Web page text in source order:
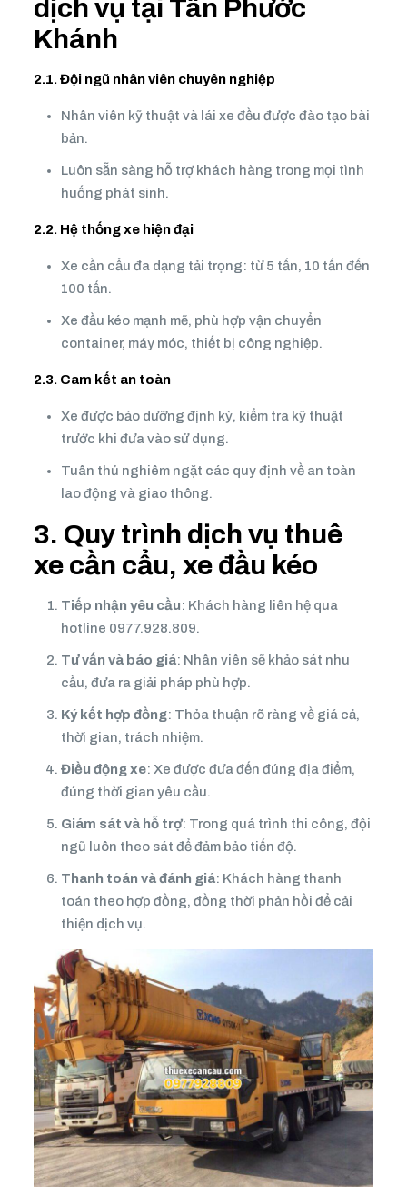
dịch vụ tại Tân Phước
Khánh
2.1. Đội ngũ nhân viên chuyên nghiệp
Nhân viên kỹ thuật và lái xe đều được đào tạo bài
bản.
Luôn sẵn sàng hỗ trợ khách hàng trong mọi tình
huống phát sinh.
2.2. Hệ thống xe hiện đại
Xe cần cẩu đa dạng tải trọng: từ 5 tấn, 10 tấn đến
100 tấn.
Xe đầu kéo mạnh mẽ, phù hợp vận chuyển
container, máy móc, thiết bị công nghiệp.
2.3. Cam kết an toàn
Xe được bảo dưỡng định kỳ, kiểm tra kỹ thuật
trước khi đưa vào sử dụng.
Tuân thủ nghiêm ngặt các quy định về an toàn
lao động và giao thông.
3. Quy trình dịch vụ thuê
xe cần cẩu, xe đầu kéo
Tiếp nhận yêu cầu: Khách hàng liên hệ qua
hotline 0977.928.809.
Tư vấn và báo giá: Nhân viên sẽ khảo sát nhu
cầu, đưa ra giải pháp phù hợp.
Ký kết hợp đồng: Thỏa thuận rõ ràng về giá cả,
thời gian, trách nhiệm.
Điều động xe: Xe được đưa đến đúng địa điểm,
đúng thời gian yêu cầu.
Giám sát và hỗ trợ: Trong quá trình thi công, đội
ngũ luôn theo sát để đảm bảo tiến độ.
Thanh toán và đánh giá: Khách hàng thanh
toán theo hợp đồng, đồng thời phản hồi để cải
thiện dịch vụ.